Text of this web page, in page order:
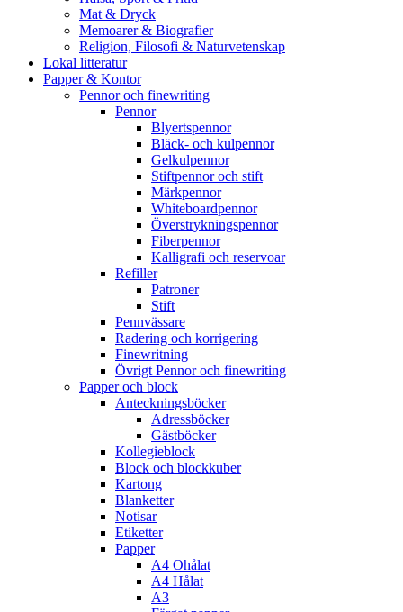
Mat & Dryck
Memoarer & Biografier
Religion, Filosofi & Naturvetenskap
Lokal litteratur
Papper & Kontor
Pennor och finewriting
Pennor
Blyertspennor
Bläck- och kulpennor
Gelkulpennor
Stiftpennor och stift
Märkpennor
Whiteboardpennor
Överstrykningspennor
Fiberpennor
Kalligrafi och reservoar
Refiller
Patroner
Stift
Pennvässare
Radering och korrigering
Finewritning
Övrigt Pennor och finewriting
Papper och block
Anteckningsböcker
Adressböcker
Gästböcker
Kollegieblock
Block och blockkuber
Kartong
Blanketter
Notisar
Etiketter
Papper
A4 Ohålat
A4 Hålat
A3